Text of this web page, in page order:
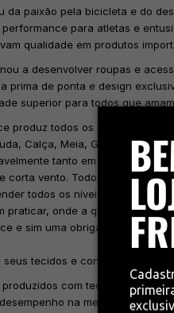
da paixão pela bicicleta e do
para atletas e
qualidade em produtos
a desenvolver roupas e
prima de ponta e design
superior para todos que
produz todos os itens do
Calça, Meia, Gorro e
tanto em dias de sol,
corta vento. Todos estes itens
todos os níveis de ciclistas e
praticar, onde a qualidade não é
e sim uma obrigação que eles
tecidos e confecção das
produzidos com tecido bi-
na medida para cada